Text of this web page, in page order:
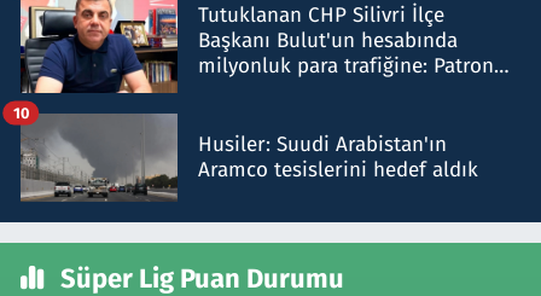
Tutuklanan CHP Silivri İlçe
Başkanı Bulut'un hesabında
milyonluk para trafiğine: Patron
Husiler: Suudi Arabistan'ın
Aramco tesislerini hedef aldık
10
Süper Lig Puan Durumu